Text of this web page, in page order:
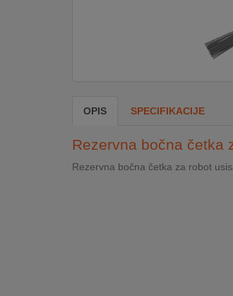
KLIMATIZACIJA
OPIS SPECIFIKACIJE
Rezervna bočna četka
Rezervna bočna četka za robot